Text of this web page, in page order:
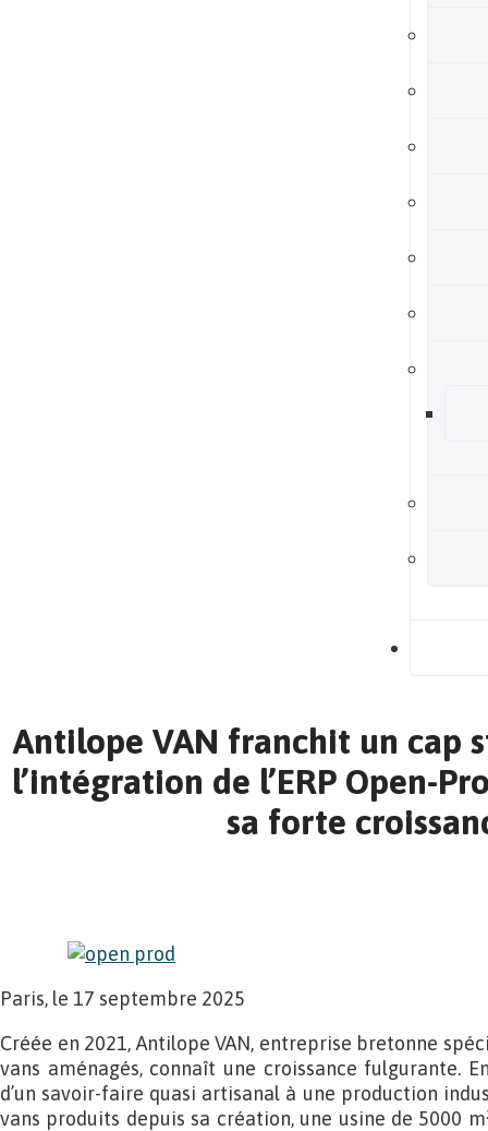
Antilope VAN franchit un cap
l’intégration de l’ERP Open-
sa forte
Paris, le 17 septembre 2025
Créée en 2021, Antilope VAN, entreprise bretonne
vans aménagés, connaît une croissance fulgurante.
d’un savoir-faire quasi artisanal à une production
vans produits depuis sa création, une usine de 5000